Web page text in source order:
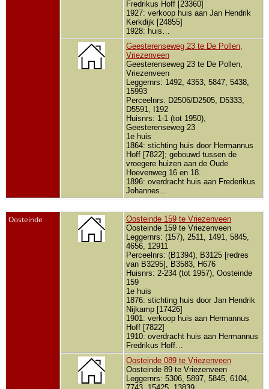
Fredrikus Hoff [23360]
1927: verkoop huis aan Jan Hendrik
Kerkdijk [24855]
1928: huis…
Geesterenseweg 23 te De Pollen,
Vriezenveen
Geesterenseweg 23 te De Pollen,
Vriezenveen
Leggernrs: 1492, 4353, 5847, 5438,
15993
Perceelnrs: D2506/D2505, D5333,
D5591, I192
Huisnrs: 1-1 (tot 1950),
Geesterenseweg 23
1e huis
1864: stichting huis door Hermannus
Hoff [7822]; gebouwd tussen de
vroegere huizen aan de Oude
Hoevenweg 16 en 18.
1896: overdracht huis aan Frederikus
Johannes…
Oosteinde
Oosteinde 159 te Vriezenveen
Oosteinde 159 te Vriezenveen
Leggernrs: (157), 2511, 1491, 5845,
4656, 12911
Perceelnrs: (B1394), B3125 [redres
van B3295], B3583, H676
Huisnrs: 2-234 (tot 1957), Oosteinde
159
1e huis
1876: stichting huis door Jan Hendrik
Nijkamp [17426]
1901: verkoop huis aan Hermannus
Hoff [7822]
1910: overdracht huis aan Hermannus
Fredrikus Hoff…
Oosteinde 089 te Vriezenveen
Oosteinde 89 te Vriezenveen
Leggernrs: 5306, 5897, 5845, 6104,